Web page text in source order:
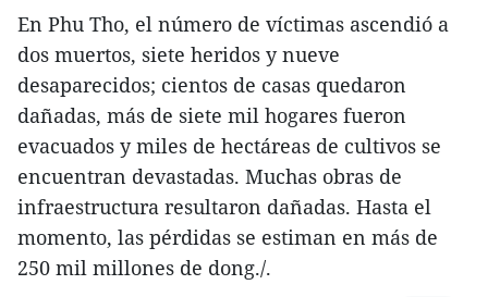
En Phu Tho, el número de víctimas ascendió a
dos muertos, siete heridos y nueve
desaparecidos; cientos de casas quedaron
dañadas, más de siete mil hogares fueron
evacuados y miles de hectáreas de cultivos se
encuentran devastadas. Muchas obras de
infraestructura resultaron dañadas. Hasta el
momento, las pérdidas se estiman en más de
250 mil millones de dong./.